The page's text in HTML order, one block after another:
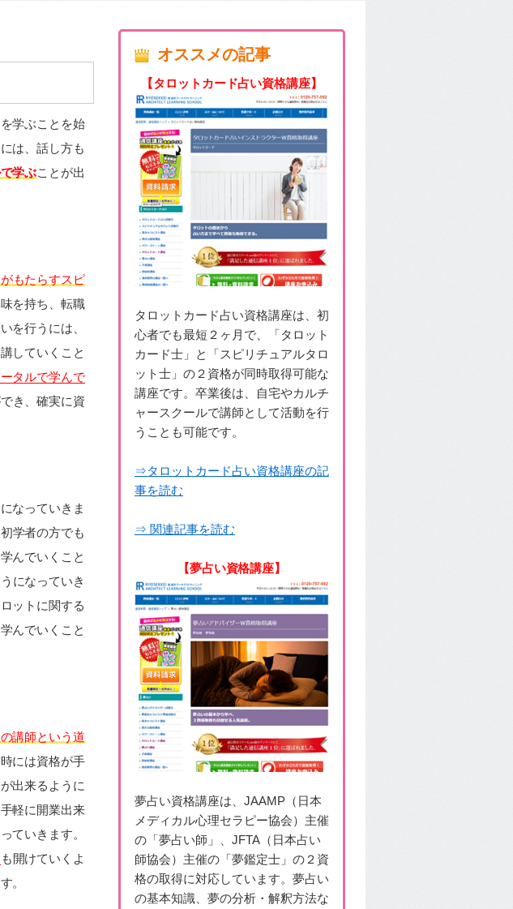
学ぶことを始
は、話し方も
学ぶことが出
もたらすスピ
を持ち、転職
を行うには、
していくこと
タルで学んで
き、確実に資
なっていきま
学者の方でも
んでいくこと
になっていき
ットに関する
んでいくこと
講師という道
には資格が手
出来るように
軽に開業出来
ていきます。
も開けていくよ
。
オススメの記事
【タロットカード占い資格講座】
タロットカード占い資格講座は、初
心者でも最短２ヶ月で、「タロット
カード士」と「スピリチュアルタロ
ット士」の２資格が同時取得可能な
講座です。卒業後は、自宅やカルチ
ャースクールで講師として活動を行
うことも可能です。
⇒タロットカード占い資格講座の記
事を読む
⇒ 関連記事を読む
【夢占い資格講座】
夢占い資格講座は、JAAMP（日本
メディカル心理セラピー協会）主催
の「夢占い師」、JFTA（日本占い
師協会）主催の「夢鑑定士」の２資
格の取得に対応しています。夢占い
の基本知識、夢の分析・解釈方法な